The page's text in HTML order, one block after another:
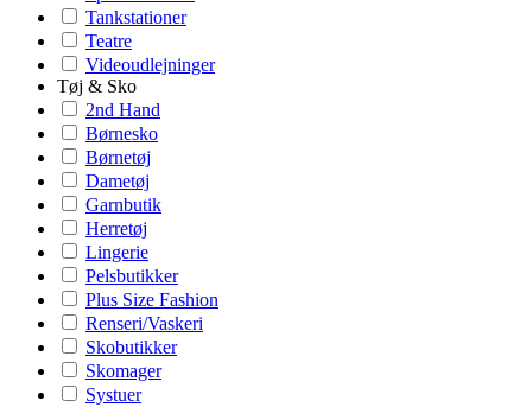
Tankstationer
Teatre
Videoudlejninger
Tøj & Sko
2nd Hand
Børnesko
Børnetøj
Dametøj
Garnbutik
Herretøj
Lingerie
Pelsbutikker
Plus Size Fashion
Renseri/Vaskeri
Skobutikker
Skomager
Systuer